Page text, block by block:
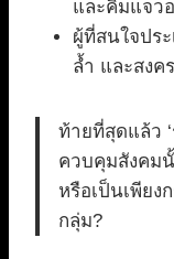
และคิมแจว
ผู้ที่สนใจปร
ล้ำ และสง
ท้ายที่สุดแล้ว
ควบคุมสังคม
หรือเป็นเพียง
กลุ่ม?